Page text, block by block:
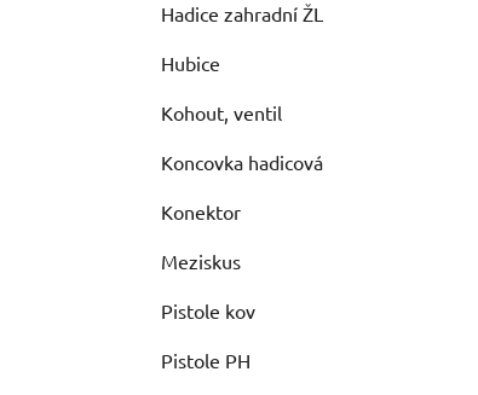
Hadice zahradní ŽL
Hubice
Kohout, ventil
Koncovka hadicová
Konektor
Meziskus
Pistole kov
Pistole PH